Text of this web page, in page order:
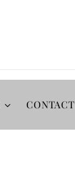
CONTACT